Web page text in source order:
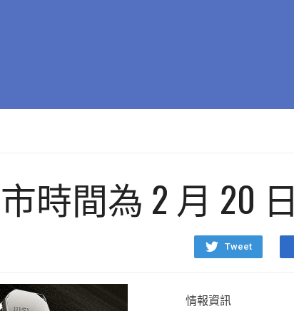
市時間為 2 月 20 日
Tweet
情報資訊